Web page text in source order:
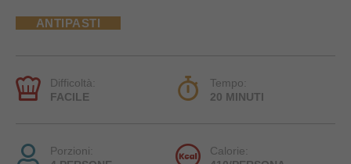
ANTIPASTI
Difficoltà:
FACILE
Tempo:
20 MINUTI
Porzioni:
Calorie: